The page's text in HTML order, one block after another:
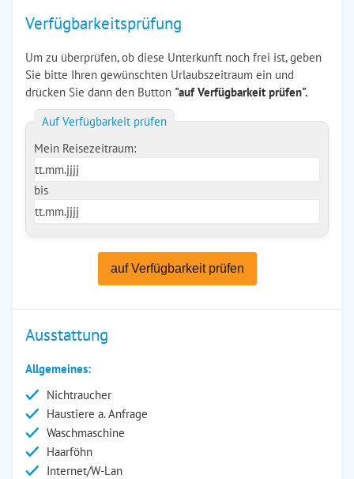
Verfügbarkeitsprüfung
Um zu überprüfen, ob diese Unterkunft noch frei ist, geben
Sie bitte Ihren gewünschten Urlaubszeitraum ein und
drücken Sie dann den Button "auf Verfügbarkeit prüfen".
Auf Verfügbarkeit prüfen
Mein Reisezeitraum:
bis
auf Verfügbarkeit prüfen
Ausstattung
Allgemeines:
Nichtraucher
Haustiere a. Anfrage
Waschmaschine
Haarföhn
Internet/W-Lan